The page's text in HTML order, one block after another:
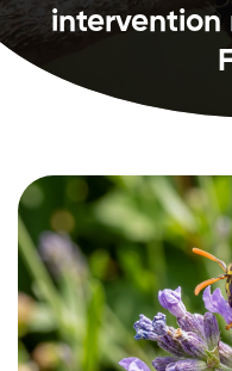
intervention